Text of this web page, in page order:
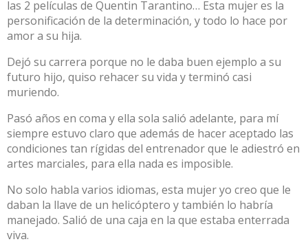
las 2 películas de Quentin Tarantino… Esta mujer es la
personificación de la determinación, y todo lo hace por
amor a su hija.
Dejó su carrera porque no le daba buen ejemplo a su
futuro hijo, quiso rehacer su vida y terminó casi
muriendo.
Pasó años en coma y ella sola salió adelante, para mí
siempre estuvo claro que además de hacer aceptado las
condiciones tan rígidas del entrenador que le adiestró en
artes marciales, para ella nada es imposible.
No solo habla varios idiomas, esta mujer yo creo que le
daban la llave de un helicóptero y también lo habría
manejado. Salió de una caja en la que estaba enterrada
viva.